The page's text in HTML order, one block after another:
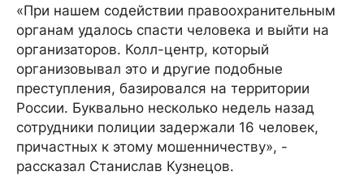
«При нашем содействии правоохранительным
органам удалось спасти человека и выйти на
организаторов. Колл-центр, который
организовывал это и другие подобные
преступления, базировался на территории
России. Буквально несколько недель назад
сотрудники полиции задержали 16 человек,
причастных к этому мошенничеству», -
рассказал Станислав Кузнецов.